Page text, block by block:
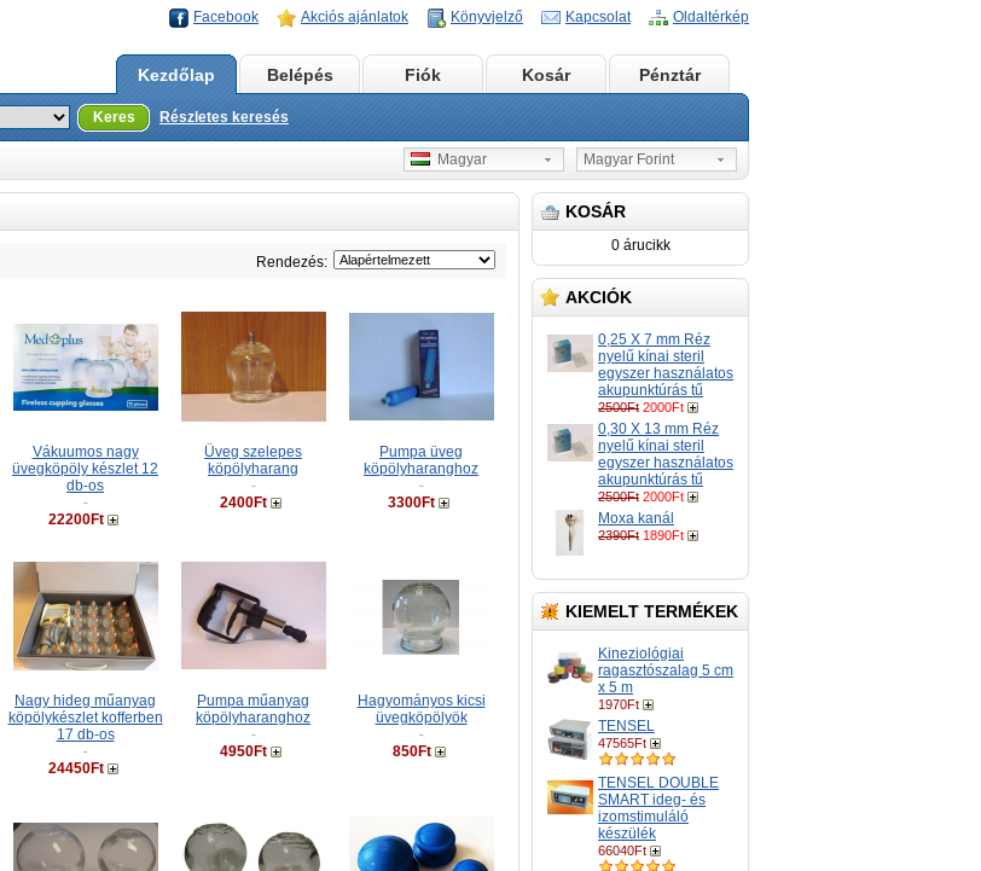
Akciós ajánlatok Könyvjelző Kapcsolat Oldaltérkép
Facebook
Kezdőlap Belépés Fiók Kosár Pénztár
Keres Részletes keresés
Magyar Forint
Magyar
KOSÁR
0 árucikk
AKCIÓK
0,25 X 7 mm Réz
nyelű kínai steril
egyszer használatos
akupunktúrás tű
2500Ft 2000Ft
0,30 X 13 mm Réz
nyelű kínai steril
egyszer használatos
akupunktúrás tű
2500Ft 2000Ft
Moxa kanál
2390Ft 1890Ft
KIEMELT TERMÉKEK
Kineziológiai
ragasztószalag 5 cm
x 5 m
1970Ft
TENSEL
47565Ft
TENSEL DOUBLE
SMART ideg- és
izomstimuláló
készülék
66040Ft
Rendezés:
Vákuumos nagy
üvegköpöly készlet 12
db-os
-
22200Ft
Üveg szelepes
köpölyharang
-
2400Ft
Pumpa üveg
köpölyharanghoz
-
3300Ft
Nagy hideg műanyag
köpölykészlet kofferben
17 db-os
-
24450Ft
Pumpa műanyag
köpölyharanghoz
-
4950Ft
Hagyományos kicsi
üvegköpölyök
-
850Ft